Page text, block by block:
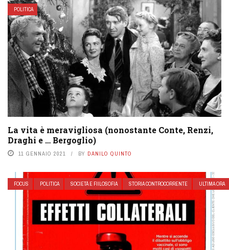
POLITICA
La vita è meravigliosa (nonostante Conte, Renzi,
Draghi e … Bergoglio)
11 GENNAIO 2021 BY DANILO QUINTO
FOCUS POLITICA SOCIETÁ E FIILOSOFIA STORIA CONTROCORRENTE ULTIMA ORA